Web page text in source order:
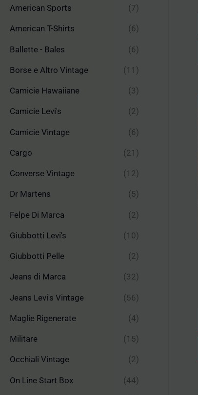
American Sports (7)
American T-Shirts (6)
Ballette - Bales (6)
Borse e Altro Vintage (11)
Camicie Hawaiiane (3)
Camicie Levi's (2)
Camicie Vintage (6)
Cargo (21)
Converse Vintage (12)
Dr Martens (5)
Felpe Di Marca (2)
Giubbotti Levi's (10)
Giubbotti Pelle (2)
Jeans di Marca (32)
Jeans Levi's Vintage (56)
Maglie Rigenerate (4)
Militare (15)
Occhiali Vintage (2)
On Line Start Box (44)